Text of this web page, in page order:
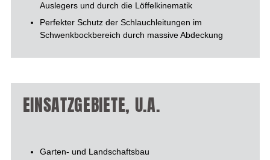
Auslegers und durch die Löffelkinematik
Perfekter Schutz der Schlauchleitungen im
Schwenkbockbereich durch massive Abdeckung
EINSATZGEBIETE, U.A.
Garten- und Landschaftsbau